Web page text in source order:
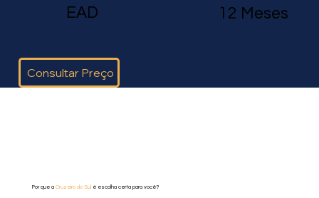
EAD
12 Meses
Consultar Preço
Por que aCruzeiro do Sul é escolha certa para você?